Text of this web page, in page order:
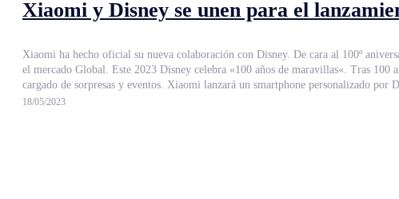
Xiaomi y Disney se unen para el
Xiaomi ha hecho oficial su nueva colaboración con Disney. De cara al 100º
el mercado Global. Este 2023 Disney celebra «100 años de maravillas«. Tras 100 años regalándonos películas que nunca podremos olvidar, la compañía fundada por Walt y Roy celebrarán por todo el mundo un aniversario
cargado de sorpresas y eventos. Xiaomi lanzará un
18/05/2023